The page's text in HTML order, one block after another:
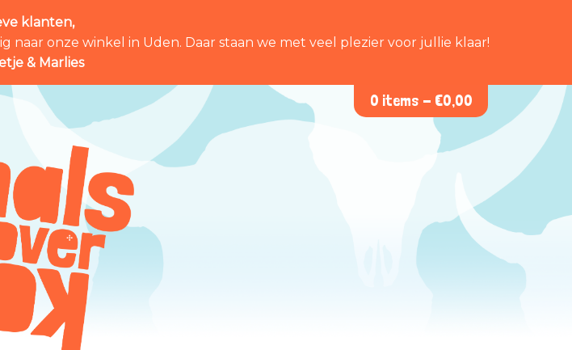
klanten,
onze winkel in Uden. Daar staan we met veel plezier voor jullie klaar!
& Marlies
0 items - €0,00